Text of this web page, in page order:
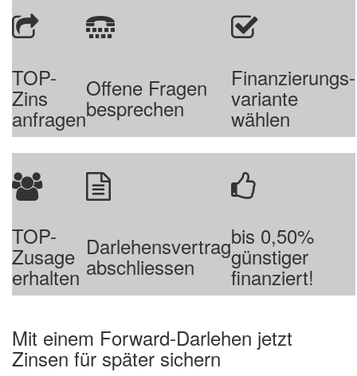
TOP-
Zins
anfragen
Offene Fragen
besprechen
Finanzierungs-
variante
wählen
TOP-
Zusage
erhalten
Darlehensvertrag
abschliessen
bis 0,50%
günstiger
finanziert!
Mit einem Forward-Darlehen jetzt
Zinsen für später sichern